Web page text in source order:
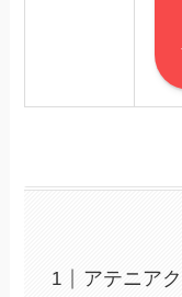
アテニア